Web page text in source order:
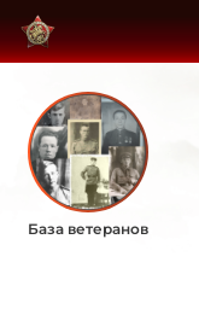
База ветеранов